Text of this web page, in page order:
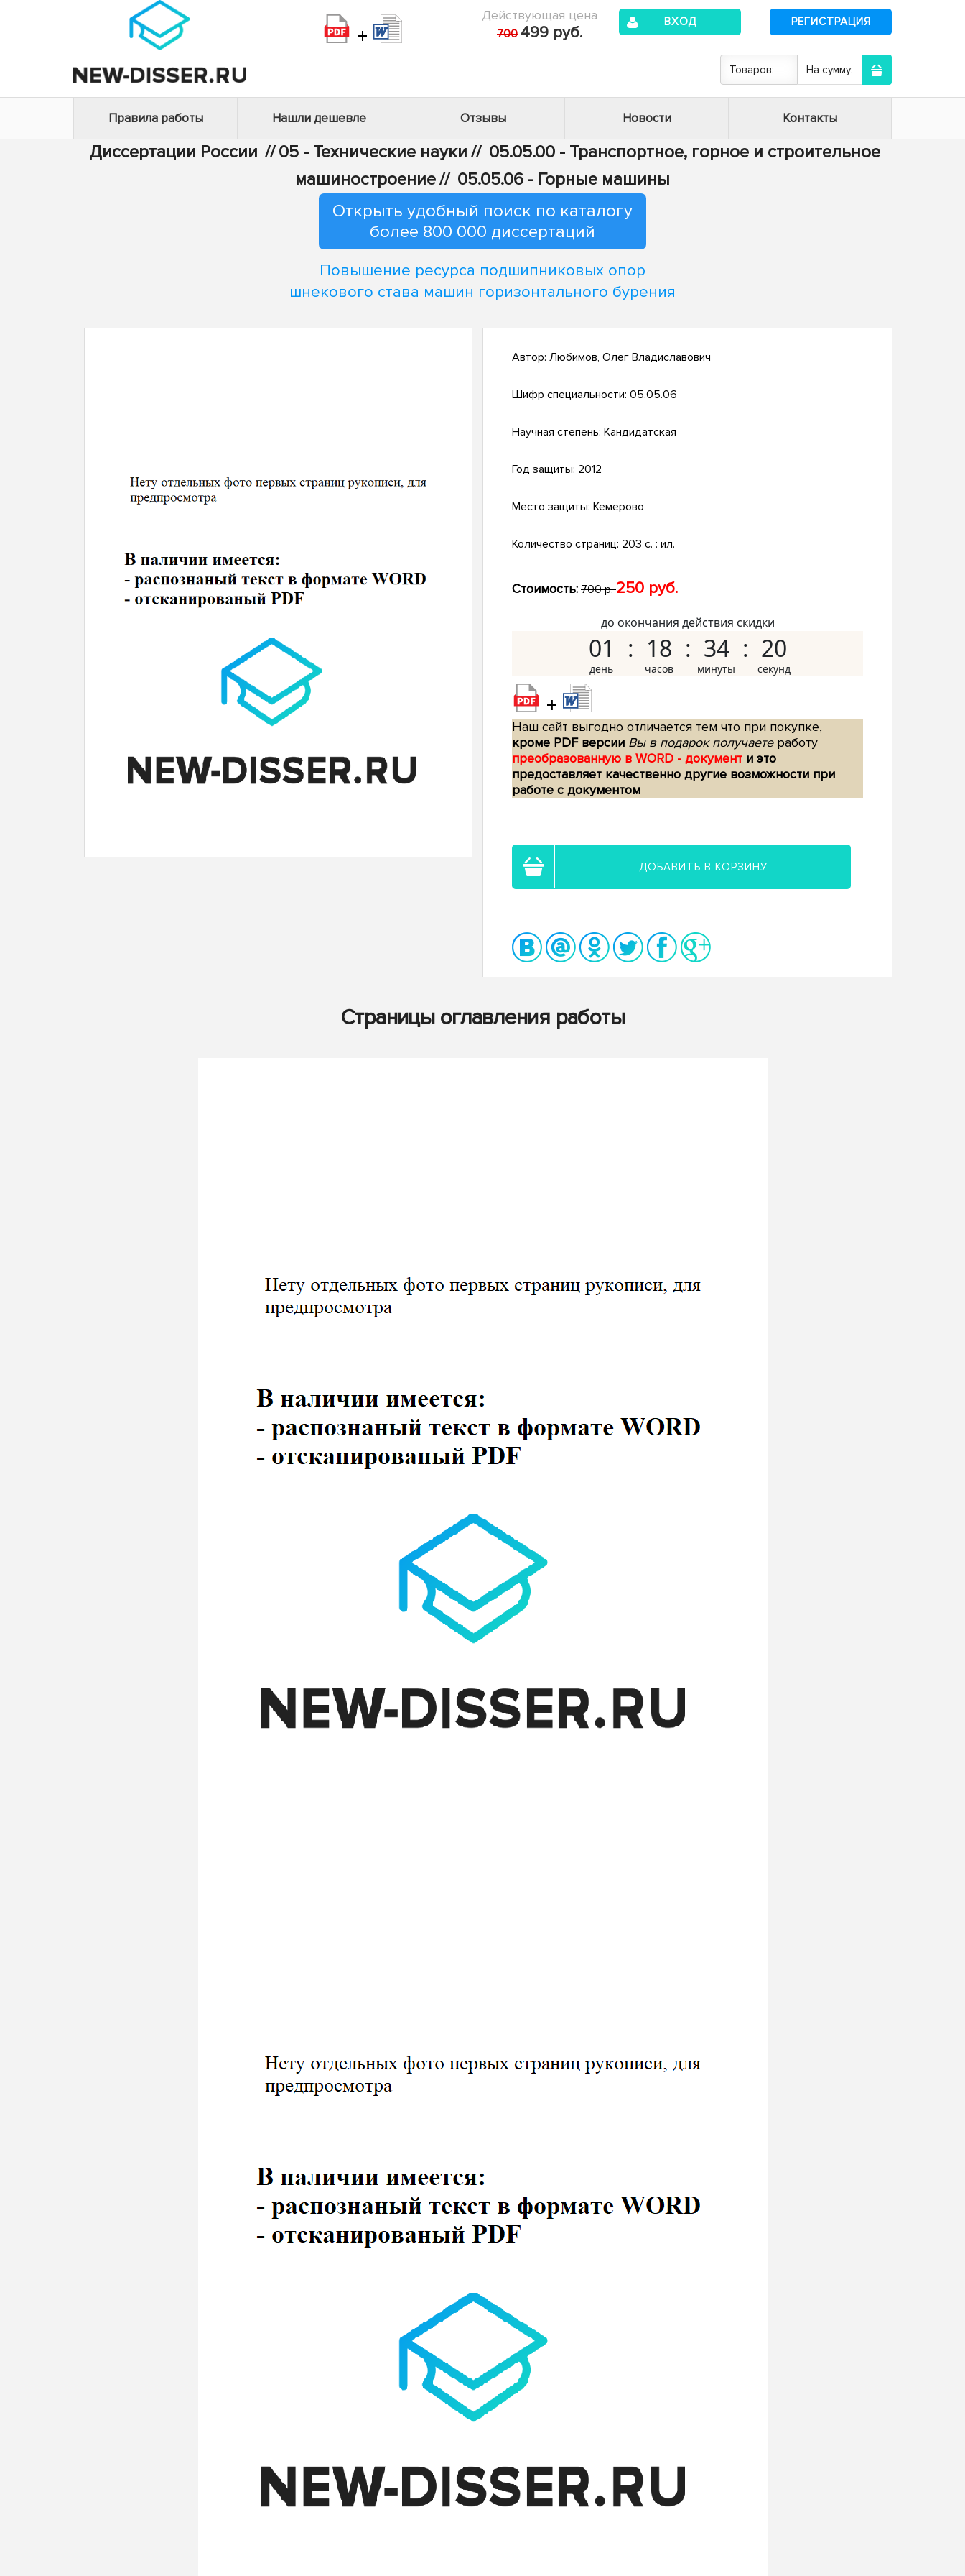
+
Действующая цена
700 499 руб.
ВХОД РЕГИСТРАЦИЯ
Товаров: На сумму:
Правила работы Нашли дешевле Отзывы Новости Контакты
Диссертации России // 05 - Технические науки // 05.05.00 - Транспортное, горное и строительное
машиностроение// 05.05.06 - Горные машины
Открыть удобный поиск по каталогу
более 800 000 диссертаций
Повышение ресурса подшипниковых опор
шнекового става машин горизонтального бурения
Автор: Любимов, Олег Владиславович
Шифр специальности: 05.05.06
Научная степень: Кандидатская
Год защиты: 2012
Место защиты: Кемерово
Количество страниц: 203 с. : ил.
Стоимость: 700 р.250 руб.
до окончания действия скидки
01 18 34 19
+
Наш сайт выгодно отличается тем что при покупке,
кроме PDF версии Вы в подарок получаетеработу
преобразованную в WORD - документ и это
предоставляет качественно другие возможности при
работе с документом
ДОБАВИТЬ В КОРЗИНУ
Страницы оглавления работы